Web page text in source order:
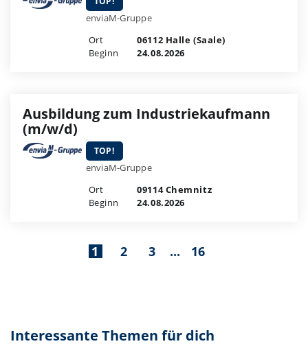
enviaM-Gruppe
Ort
06112 Halle (Saale)
Beginn
24.08.2026
Ausbildung zum Industriekaufmann
(m/w/d)
TOP!
enviaM-Gruppe
Ort
09114 Chemnitz
Beginn
24.08.2026
1 2 3 ... 16
Interessante Themen für dich